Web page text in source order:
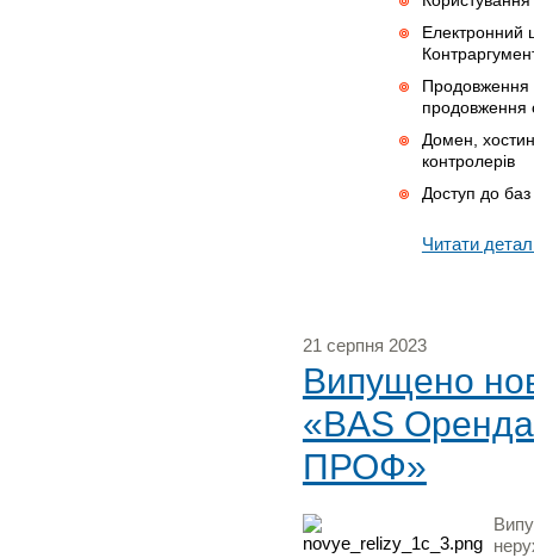
Електронний
Продовження
продовження
Домен,
контролерів
Доступ до баз
Читати
21 серпня 2023
Випущено
«BAS Оренда
ПРОФ»